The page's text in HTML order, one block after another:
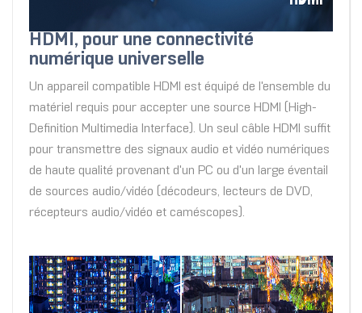
HDMI, pour une connectivité
numérique universelle
Un appareil compatible HDMI est équipé de l'ensemble du
matériel requis pour accepter une source HDMI (High-
Definition Multimedia Interface). Un seul câble HDMI suffit
pour transmettre des signaux audio et vidéo numériques
de haute qualité provenant d'un PC ou d'un large éventail
de sources audio/vidéo (décodeurs, lecteurs de DVD,
récepteurs audio/vidéo et caméscopes).